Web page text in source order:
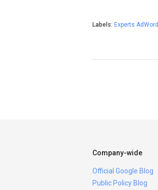
Labels: Experts
Company-wide
Official Google Blog
Public Policy Blog